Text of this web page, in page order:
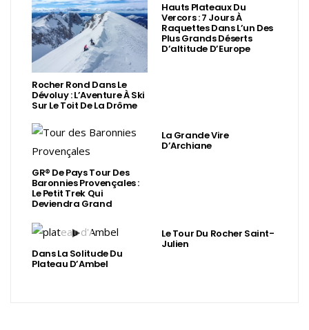
Rocher Rond Dans Le
Dévoluy : L’Aventure À Ski
Sur Le Toit De La Drôme
Hauts Plateaux Du
Vercors : 7 Jours À
Raquettes Dans L’un Des
Plus Grands Déserts
D’altitude D’Europe
GR® De Pays Tour Des
Baronnies Provençales :
Le Petit Trek Qui
Deviendra Grand
La Grande Vire
D’Archiane
Dans La Solitude Du
Plateau D’Ambel
Le Tour Du Rocher Saint-
Julien